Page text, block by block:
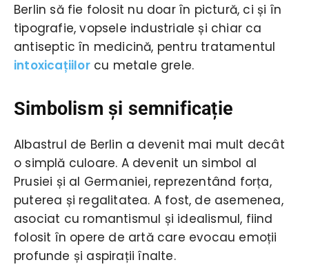
Berlin să fie folosit nu doar în pictură, ci și în
tipografie, vopsele industriale și chiar ca
antiseptic în medicină, pentru tratamentul
intoxicațiilorcu metale grele.
Simbolism și semnificație
Albastrul de Berlin a devenit mai mult decât
o simplă culoare. A devenit un simbol al
Prusiei și al Germaniei, reprezentând forța,
puterea și regalitatea. A fost, de asemenea,
asociat cu romantismul și idealismul, fiind
folosit în opere de artă care evocau emoții
profunde și aspirații înalte.